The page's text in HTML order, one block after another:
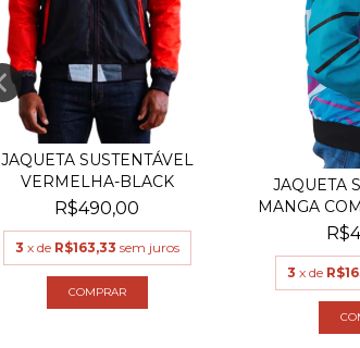
JAQUETA SUSTENTÁVEL
VERMELHA-BLACK
R$490,00
3 x de R$163,33 sem juros
COMPRAR
JAQUETA
MANGA
3 x de